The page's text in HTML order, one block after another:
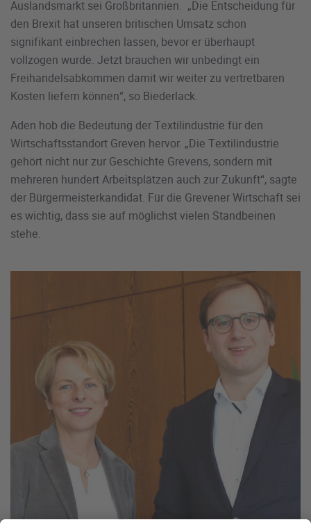
Auslandsmarkt sei Großbritannien. „Die Entscheidung für
den Brexit hat unseren britischen Umsatz schon
signifikant einbrechen lassen, bevor er überhaupt
vollzogen wurde. Jetzt brauchen wir unbedingt ein
Freihandelsabkommen damit wir weiter zu vertretbaren
Kosten liefern können“, so Biederlack.
Aden hob die Bedeutung der Textilindustrie für den
Wirtschaftsstandort Greven hervor. „Die Textilindustrie
gehört nicht nur zur Geschichte Grevens, sondern mit
mehreren hundert Arbeitsplätzen auch zur Zukunft“, sagte
der Bürgermeisterkandidat. Für die Grevener Wirtschaft sei
es wichtig, dass sie auf möglichst vielen Standbeinen
stehe.